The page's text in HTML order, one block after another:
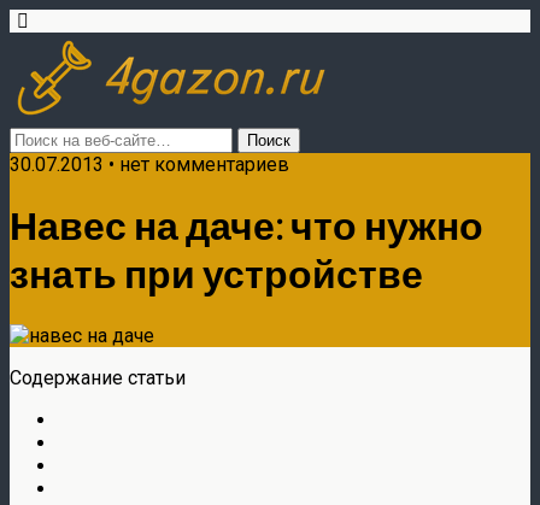
30.07.2013 • нет комментариев
Навес на даче: что нужно
знать при устройстве
Содержание статьи